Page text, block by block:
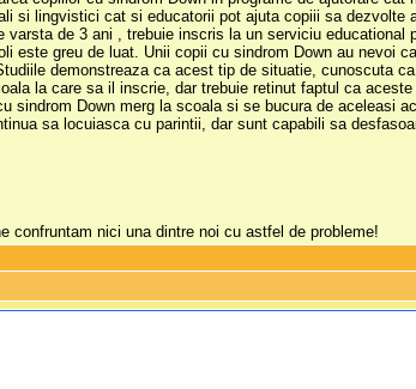
si lingvistici cat si educatorii pot ajuta copiii sa
varsta de 3 ani , trebuie inscris la un serviciu educational
este greu de luat. Unii copii cu sindrom Down au
demonstreaza ca acest tip de situatie, cunoscuta
la care sa il inscrie, dar trebuie retinut faptul ca
sindrom Down merg la scoala si se bucura de
sa locuiasca cu parintii, dar sunt capabili sa
confruntam nici una dintre noi cu astfel de probleme!